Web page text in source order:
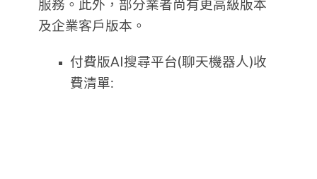
服務。此外，部分業者尚有更高級版本
及企業客戶版本。
付費版AI搜尋平台(聊天機器人)收
費清單: